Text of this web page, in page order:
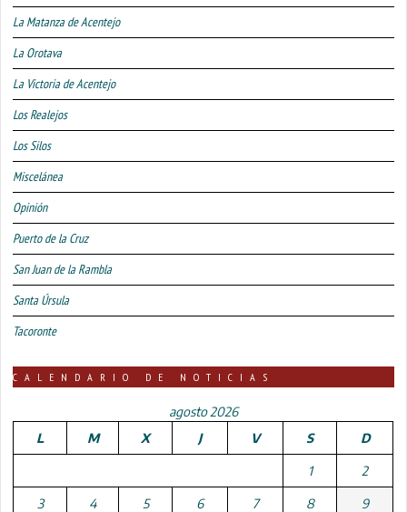
La Matanza de Acentejo
La Orotava
La Victoria de Acentejo
Los Realejos
Los Silos
Miscelánea
Opinión
Puerto de la Cruz
San Juan de la Rambla
Santa Úrsula
Tacoronte
CALENDARIO DE NOTICIAS
agosto 2026
L
M X J V S D
1 2
3 4 5 6 7 8 9